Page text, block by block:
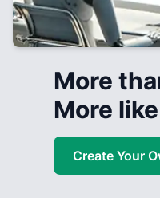
More
More
Create Your